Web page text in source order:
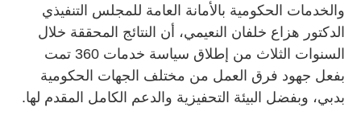
والخدمات الحكومية بالأمانة العامة للمجلس التنفيذي
الدكتور هزاع خلفان النعيمي، أن النتائج المحققة خلال
السنوات الثلاث من إطلاق سياسة خدمات 360 تمت
بفعل جهود فرق العمل من مختلف الجهات الحكومية
بدبي، وبفضل البيئة التحفيزية والدعم الكامل المقدم لها.